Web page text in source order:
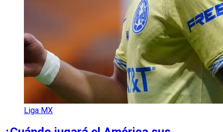
Liga MX